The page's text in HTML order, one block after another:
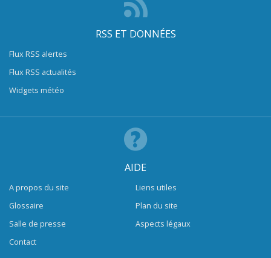
RSS ET DONNÉES
Flux RSS alertes
Flux RSS actualités
Widgets météo
AIDE
A propos du site
Glossaire
Salle de presse
Contact
Liens utiles
Plan du site
Aspects légaux